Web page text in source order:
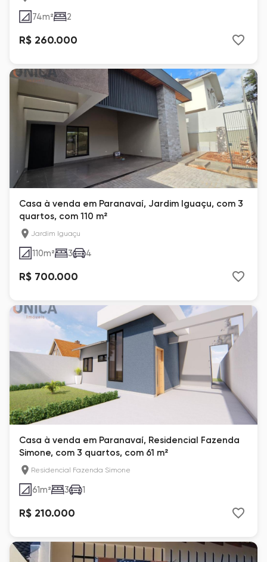
74m² 2
R$ 260.000
Casa à venda em Paranavaí, Jardim Iguaçu, com 3
quartos, com 110 m²
Jardim Iguaçu
110m² 3 4
R$ 700.000
Casa à venda em Paranavaí, Residencial Fazenda
Simone, com 3 quartos, com 61 m²
Residencial Fazenda Simone
61m² 3 1
R$ 210.000